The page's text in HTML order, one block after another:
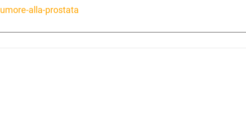
alla-prostata